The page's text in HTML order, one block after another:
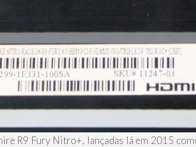
R9 Fury Nitro+, lançadas lá em 2015